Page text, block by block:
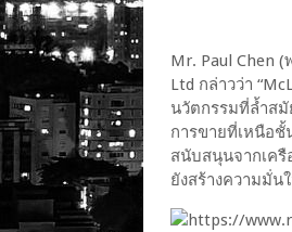
Mr. Paul Chen
Ltd กล่าวว่า
นวัตกรรมที่ล้ำสมั
การขายที่เหนือชั้
สนับสนุนจากเครื
ยังสร้างความมั่น